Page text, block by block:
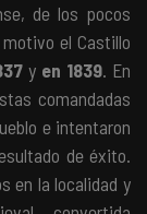
de los pocos
el Castillo
y en 1839. En
comandadas
e intentaron
de éxito.
en la localidad y